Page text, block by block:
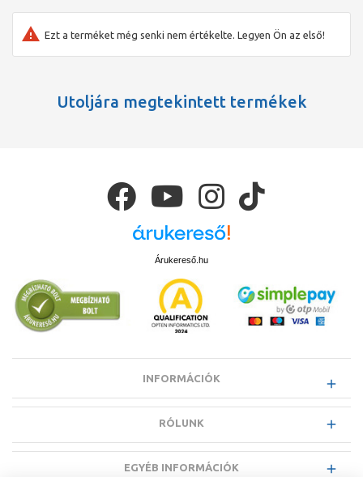
Ezt a terméket még senki nem értékelte. Legyen Ön az első!
Utoljára megtekintett termékek
Árukereső.hu
INFORMÁCIÓK
RÓLUNK
EGYÉB INFORMÁCIÓK